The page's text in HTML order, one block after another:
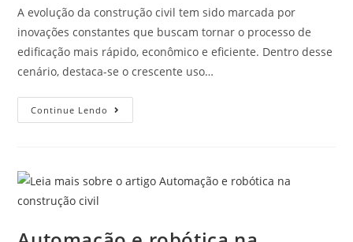
A evolução da construção civil tem sido marcada por
inovações constantes que buscam tornar o processo de
edificação mais rápido, econômico e eficiente. Dentro desse
cenário, destaca-se o crescente uso…
Continue Lendo